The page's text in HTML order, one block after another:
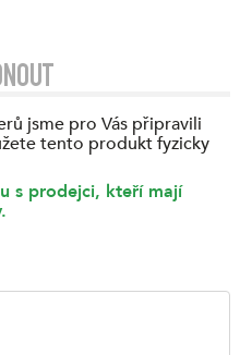
jsme pro Vás připravili
tento produkt fyzicky
s prodejci, kteří mají